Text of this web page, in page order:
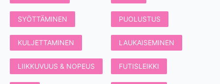
SYÖTTÄMINEN PUOLUSTUS
KULJETTAMINEN LAUKAISEMINEN
LIIKKUVUUS & NOPEUS FUTISLEIKKI